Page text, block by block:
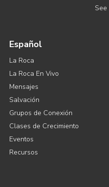
Español
La Roca
La Roca En Vivo
Mensajes
Salvación
Grupos de Conexión
Clases de Crecimiento
Eventos
Recursos